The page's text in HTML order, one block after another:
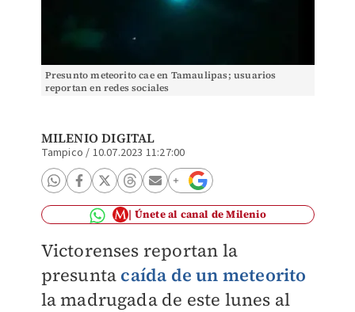
Presunto meteorito cae en Tamaulipas; usuarios
reportan en redes sociales
MILENIO DIGITAL
Tampico / 10.07.2023 11:27:00
Únete al canal de Milenio
Victorenses reportan la
presunta caída de un meteorito
la madrugada de este lunes al